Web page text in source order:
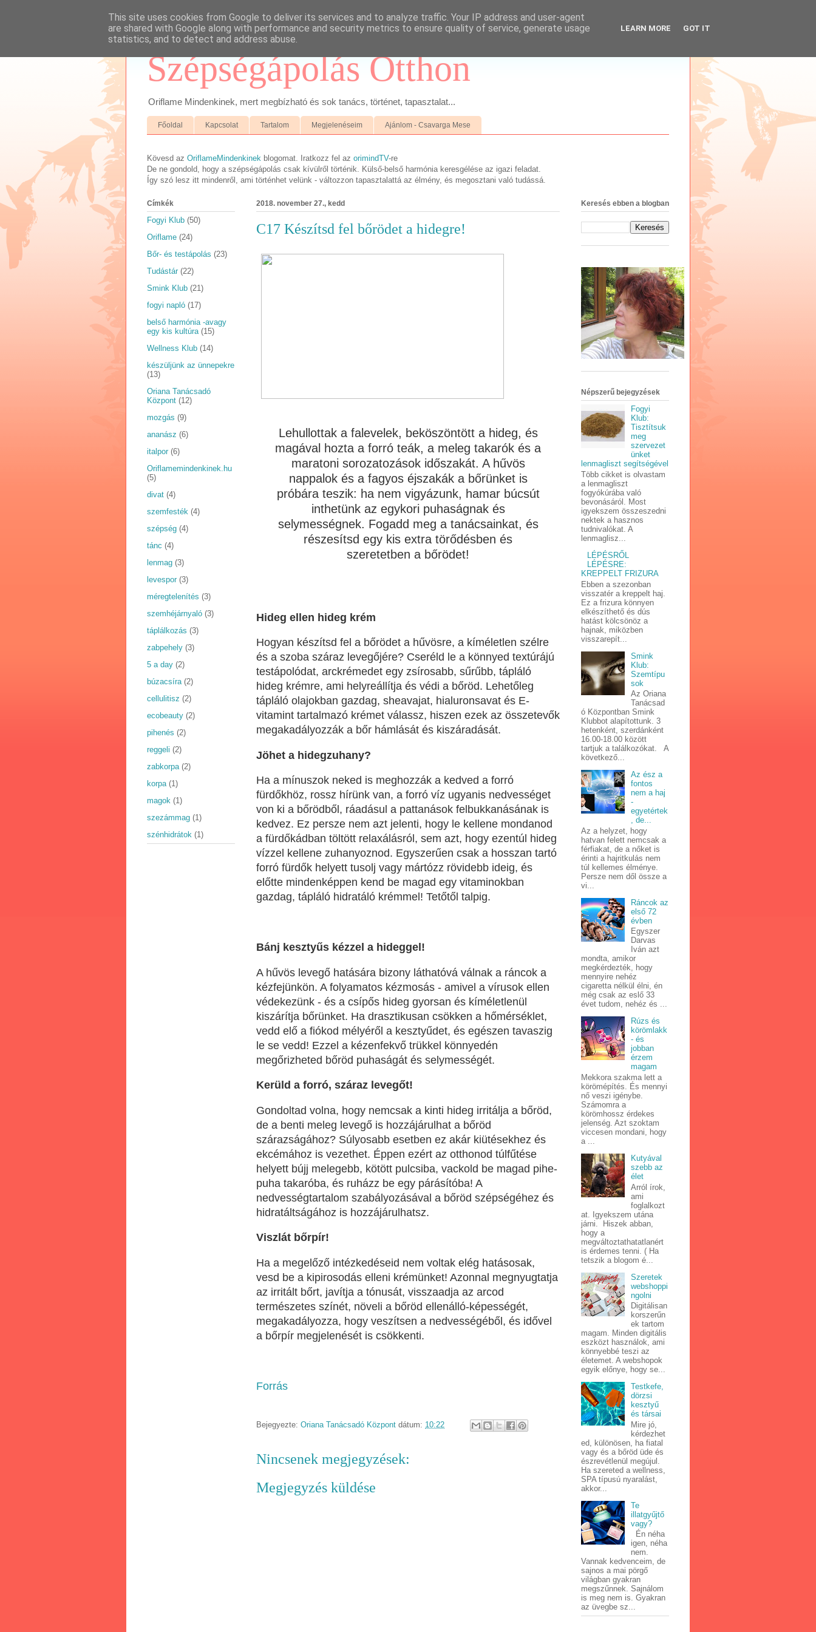
Szépségápolás Otthon
Oriflame Mindenkinek, mert megbízható és sok tanács, történet, tapasztalat...
Főoldal Kapcsolat Tartalom Megjelenéseim Ajánlom - Csavarga Mese
Kövesd az OriflameMindenkinek blogomat. Iratkozz fel az orimindTV-re
De ne gondold, hogy a szépségápolás csak kívülről történik. Külső-belső harmónia keresgélése az igazi feladat.
Így szó lesz itt mindenről, ami történhet velünk - változzon tapasztalattá az élmény, és megosztani való tudássá.
2018. november 27., kedd
C17 Készítsd fel bőrödet a hidegre!
Lehullottak a falevelek, beköszöntött a hideg, és
magával hozta a forró teák, a meleg takarók és a
maratoni sorozatozások időszakát. A hűvös
nappalok és a fagyos éjszakák a bőrünket is
próbára teszik: ha nem vigyázunk, hamar búcsút
inthetünk az egykori puhaságnak és
selymességnek. Fogadd meg a tanácsainkat, és
részesítsd egy kis extra törődésben és
szeretetben a bőrödet!
Hideg ellen hideg krém
Hogyan készítsd fel a bőrödet a hűvösre, a kíméletlen szélre
és a szoba száraz levegőjére? Cseréld le a könnyed textúrájú
testápolódat, arckrémedet egy zsírosabb, sűrűbb, tápláló
hideg krémre, ami helyreállítja és védi a bőröd. Lehetőleg
tápláló olajokban gazdag, sheavajat, hialuronsavat és E-
vitamint tartalmazó krémet válassz, hiszen ezek az összetevők
megakadályozzák a bőr hámlását és kiszáradását.
Jöhet a hidegzuhany?
Ha a mínuszok neked is meghozzák a kedved a forró
fürdőkhöz, rossz hírünk van, a forró víz ugyanis nedvességet
von ki a bőrödből, ráadásul a pattanások felbukkanásának is
kedvez. Ez persze nem azt jelenti, hogy le kellene mondanod
a fürdőkádban töltött relaxálásról, sem azt, hogy ezentúl hideg
vízzel kellene zuhanyoznod. Egyszerűen csak a hosszan tartó
forró fürdők helyett tusolj vagy mártózz rövidebb ideig, és
előtte mindenképpen kend be magad egy vitaminokban
gazdag, tápláló hidratáló krémmel! Tetőtől talpig.
Bánj kesztyűs kézzel a hideggel!
A hűvös levegő hatására bizony láthatóvá válnak a ráncok a
kézfejünkön. A folyamatos kézmosás - amivel a vírusok ellen
védekezünk - és a csípős hideg gyorsan és kíméletlenül
kiszárítja bőrünket. Ha drasztikusan csökken a hőmérséklet,
vedd elő a fiókod mélyéről a kesztyűdet, és egészen tavaszig
le se vedd! Ezzel a kézenfekvő trükkel könnyedén
megőrizheted bőröd puhaságát és selymességét.
Kerüld a forró, száraz levegőt!
Gondoltad volna, hogy nemcsak a kinti hideg irritálja a bőröd,
de a benti meleg levegő is hozzájárulhat a bőröd
szárazságához? Súlyosabb esetben ez akár kiütésekhez és
ekcémához is vezethet. Éppen ezért az otthonod túlfűtése
helyett bújj melegebb, kötött pulcsiba, vackold be magad pihe-
puha takaróba, és ruházz be egy párásítóba! A
nedvességtartalom szabályozásával a bőröd szépségéhez és
hidratáltságához is hozzájárulhatsz.
Viszlát bőrpír!
Ha a megelőző intézkedéseid nem voltak elég hatásosak,
vesd be a kipirosodás elleni krémünket! Azonnal megnyugtatja
az irritált bőrt, javítja a tónusát, visszaadja az arcod
természetes színét, növeli a bőröd ellenálló-képességét,
megakadályozza, hogy veszítsen a nedvességéből, és idővel
a bőrpír megjelenését is csökkenti.
Forrás
Bejegyezte: Oriana Tanácsadó Központ dátum: 10:22
Nincsenek megjegyzések:
Megjegyzés küldése
Címkék
Fogyi Klub (50)
Oriflame (24)
Bőr- és testápolás (23)
Tudástár (22)
Smink Klub (21)
fogyi napló (17)
belső harmónia -avagy
egy kis kultúra (15)
Wellness Klub (14)
készüljünk az ünnepekre
(13)
Oriana Tanácsadó
Központ (12)
mozgás (9)
ananász (6)
italpor (6)
Oriflamemindenkinek.hu
(5)
divat (4)
szemfesték (4)
szépség (4)
tánc (4)
lenmag (3)
levespor (3)
méregtelenítés (3)
szemhéjárnyaló (3)
táplálkozás (3)
zabpehely (3)
5 a day (2)
búzacsíra (2)
cellulitisz (2)
ecobeauty (2)
pihenés (2)
reggeli (2)
zabkorpa (2)
korpa (1)
magok (1)
szezámmag (1)
szénhidrátok (1)
Keresés ebben a blogban
Népszerű bejegyzések
Fogyi
Klub:
Tisztítsuk
meg
szervezet
ünket
lenmagliszt segítségével
Több cikket is olvastam
a lenmagliszt
fogyókúrába való
bevonásáról. Most
igyekszem összeszedni
nektek a hasznos
tudnivalókat. A
lenmaglisz...
LÉPÉSRŐL
LÉPÉSRE:
KREPPELT FRIZURA
Ebben a szezonban
visszatér a kreppelt haj.
Ez a frizura könnyen
elkészíthető és dús
hatást kölcsönöz a
hajnak, miközben
visszarepít...
Smink
Klub:
Szemtípu
sok
Az Oriana
Tanácsad
ó Központban Smink
Klubbot alapítottunk. 3
hetenként, szerdánként
16.00-18.00 között
tartjuk a találkozókat. A
következő...
Az ész a
fontos
nem a haj
-
egyetértek
, de...
Az a helyzet, hogy
hatvan felett nemcsak a
férfiakat, de a nőket is
érinti a hajritkulás nem
túl kellemes élménye.
Persze nem dől össze a
vi...
Ráncok az
első 72
évben
Egyszer
Darvas
Iván azt
mondta, amikor
megkérdezték, hogy
mennyire nehéz
cigaretta nélkül élni, én
még csak az eslő 33
évet tudom, nehéz és ...
Rúzs és
körömlakk
- és
jobban
érzem
magam
Mekkora szakma lett a
körömépítés. És mennyi
nő veszi igénybe.
Számomra a
körömhossz érdekes
jelenség. Azt szoktam
viccesen mondani, hogy
a ...
Kutyával
szebb az
élet
Arról írok,
ami
foglalkozt
at. Igyekszem utána
járni. Hiszek abban,
hogy a
megváltoztathatatlanért
is érdemes tenni. ( Ha
tetszik a blogom é...
Szeretek
webshoppi
ngolni
Digitálisan
korszerűn
ek tartom
magam. Minden digitális
eszközt használok, ami
könnyebbé teszi az
életemet. A webshopok
egyik előnye, hogy se...
Testkefe,
dörzsi
kesztyű
és társai
Mire jó,
kérdezhet
ed, különösen, ha fiatal
vagy és a bőröd üde és
észrevétlenül megújul.
Ha szereted a wellness,
SPA típusú nyaralást,
akkor...
Te
illatgyűjtő
vagy?
Én néha
igen, néha
nem.
Vannak kedvenceim, de
sajnos a mai pörgő
világban gyakran
megszűnnek. Sajnálom
is meg nem is. Gyakran
az üvegbe sz...
This site uses cookies from Google to deliver its services and to analyze traffic. Your IP address and user-agent
are shared with Google along with performance and security metrics to ensure quality of service, generate usage
statistics, and to detect and address abuse.
LEARN MORE GOT IT